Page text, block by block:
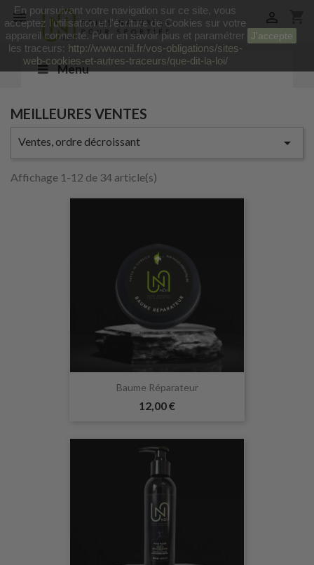
 
Menu
MEILLEURES VENTES
Ventes, ordre décroissant 
Affichage 1-12 de 34 article(s)
Baume Réparateur
12,00 €
En poursuivant votre navigation sur ce site, vous
acceptez l’utilisation et l'écriture de Cookies sur votre
appareil connecté. Pour en savoir plus et paramétrer
les traceurs: http://www.cnil.fr/vos-obligations/sites-
web-cookies-et-autres-traceurs/que-dit-la-loi/
J'accepte